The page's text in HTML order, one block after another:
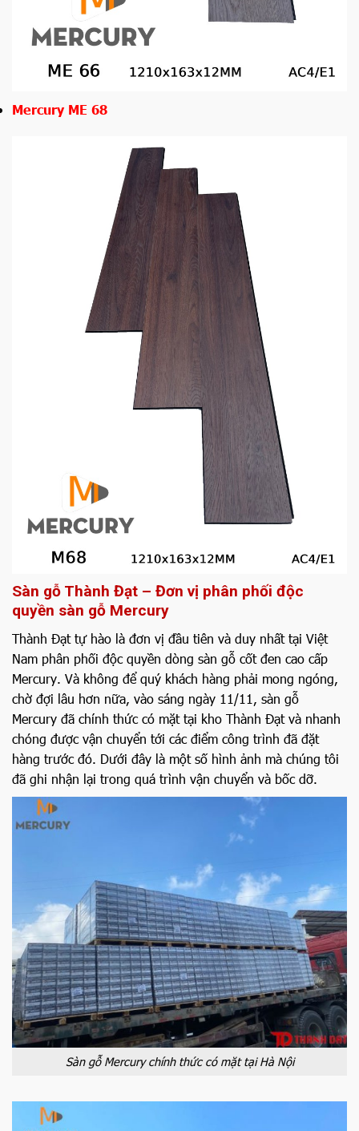
Mercury ME 68
Sàn gỗ Thành Đạt – Đơn vị phân phối độc
quyền sàn gỗ Mercury
Thành Đạt tự hào là đơn vị đầu tiên và duy nhất tại Việt
Nam phân phối độc quyền dòng sàn gỗ cốt đen cao cấp
Mercury. Và không để quý khách hàng phải mong ngóng,
chờ đợi lâu hơn nữa, vào sáng ngày 11/11, sàn gỗ
Mercury đã chính thức có mặt tại kho Thành Đạt và nhanh
chóng được vận chuyển tới các điểm công trình đã đặt
hàng trước đó. Dưới đây là một số hình ảnh mà chúng tôi
đã ghi nhận lại trong quá trình vận chuyển và bốc dỡ.
Sàn gỗ Mercury chính thức có mặt tại Hà Nội